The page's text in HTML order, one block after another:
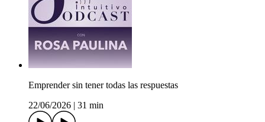
Emprender sin tener todas las respuestas
22/06/2026
31 min